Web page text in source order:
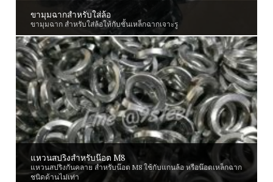
ขามุมฉากสำหรับใส่ล้อ
ขามุมฉาก สำหรับใส่ล้อให้กับชั้นเหล็กฉากเจาะรู
แหวนสปริงสำหรับน๊อต M8
แหวนสปริงกันคลาย สำหรับน๊อต M8 ใช้กับแกนล้อ หรือน๊อตเหล็กฉาก
ชนิดด้านไม่เท่า